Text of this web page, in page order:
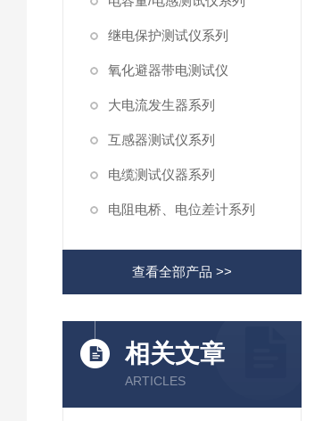
继电保护测试仪系列
氧化避器带电测试仪
大电流发生器系列
互感器测试仪系列
电缆测试仪器系列
电阻电桥、电位差计系列
查看全部产品 >>
相关文章
ARTICLES